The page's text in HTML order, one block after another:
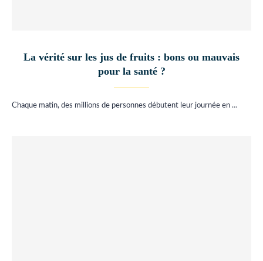
La vérité sur les jus de fruits : bons ou mauvais
pour la santé ?
Chaque matin, des millions de personnes débutent leur journée en …